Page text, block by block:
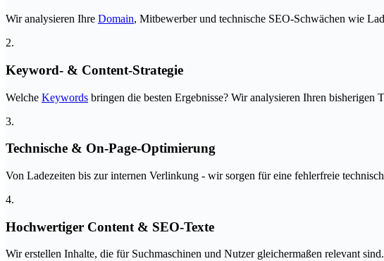
Wir analysieren Ihre Domain, Mitbewerber und technische SEO-Schwächen wie
2.
Keyword- & Content-Strategie
Welche Keywords bringen die besten Ergebnisse? Wir analysieren Ihren
3.
Technische & On-Page-Optimierung
Von Ladezeiten bis zur internen Verlinkung - wir sorgen für eine fehlerfreie
4.
Hochwertiger Content & SEO-Texte
Wir erstellen Inhalte, die für Suchmaschinen und Nutzer gleichermaßen relevant sind.